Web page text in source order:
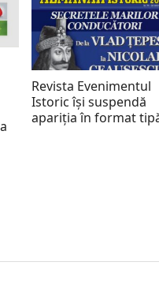
Revista Evenimentul
Istoric își suspendă
apariția în format